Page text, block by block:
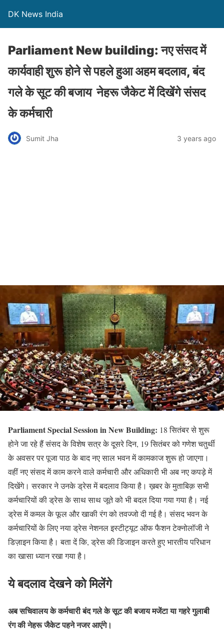
DK News India
Parliament New building: नए संसद में
कार्यवाही शुरू होने से पहले हुआ अहम बदलाव, बंद
गले के सूट की बजाय नेहरू जैकेट में दिखेंगे संसद
के कर्मचारी
Sumit Jha 3 years ago
Parliament Special Session in New Building: 18 सितंबर से शुरू
होने जा रहे हैं संसद के विशेष सत्र के दूसरे दिन, 19 सितंबर को गणेश चतुर्थी
के अवसर पर पूजा पाठ के बाद नए साल भवन में कामकाज शुरू हो जाएगा।
वहीं नए संसद में काम करने वाले कर्मचारी और अधिकारी भी अब नए कपड़े में
दिखेंगे। सरकार ने उनके ड्रेस में बदलाव किया है। ख़बर के मुताबिक़ सभी
कर्मचारियों की ड्रेस के साथ साथ जूते को भी बदल दिया गया गया है। नई
ड्रेस में कमल के फूल और खाकी रंग को तवज्जो दी गई है। संसद भवन के
कर्मचारियों के लिए नया ड्रेस नेशनल इस्टीट्यूट ऑफ फैशन टेक्नोलॉजी ने
डिज़ाइन किया है। बता दें कि, ड्रेस की डिजाइन करते हुए भारतीय परिधान
का खासा ध्यान रखा गया है।
ये बदलाव देखने को मिलेंगे
अब सचिवालय के कर्मचारी बंद गले के सूट की बजाय मजेंटा या गहरे गुलाबी
रंग की नेहरू जैकेट पहने नजर आएंगे।